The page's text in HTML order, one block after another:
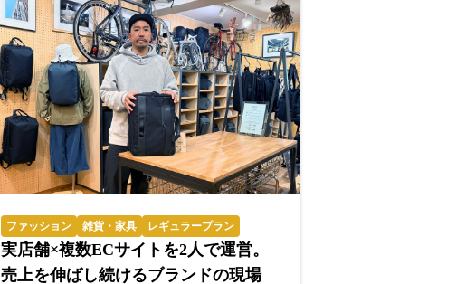
ファッション 雑貨・家具 レギュラープラン
実店舗×複数ECサイトを2人で運営。
売上を伸ばし続けるブランドの現場